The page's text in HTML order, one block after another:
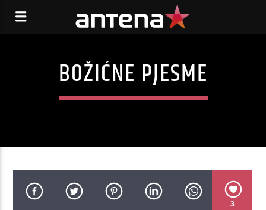
BOŽIĆNE PJESME
3